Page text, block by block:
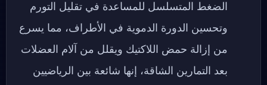
الضغط المتسلسل للمساعدة في تقليل التورم
وتحسين الدورة الدموية في الأطراف، مما يسرع
من إزالة حمض اللاكتيك ويقلل من آلام العضلات
بعد التمارين الشاقة، إنها شائعة بين الرياضيين